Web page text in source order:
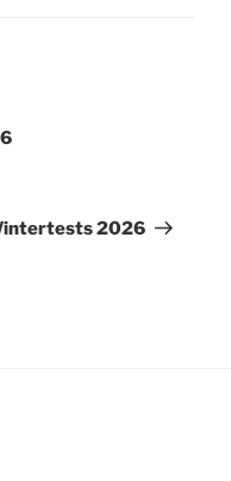
2026